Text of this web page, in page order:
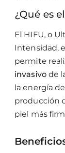
¿Qué es
El HIFU, o
Intensidad,
permite
invasivode
la energía
producción
piel más